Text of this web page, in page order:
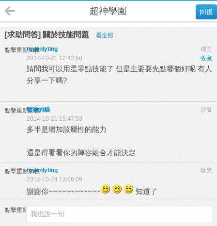
回復
超神學園
[求助問答] 關於技能問題 看全部
點擊重新加載 樓主
royonlyting
收藏
2014-10-21 12:42:50
請問我可以用星零點技能了 但是主要要先點哪個好呢 有人
分享一下嗎?
點擊重新加載 沙發
聒噪的貓
2014-10-21 15:47:53
多半是增加該屬性的能力
還是得看看你的陣容組合才能決定
點擊重新加載 板凳
royonlyting
2014-10-24 13:06:09
謝謝你~~~~~~~~~~~~ 知道了
點擊重新加載